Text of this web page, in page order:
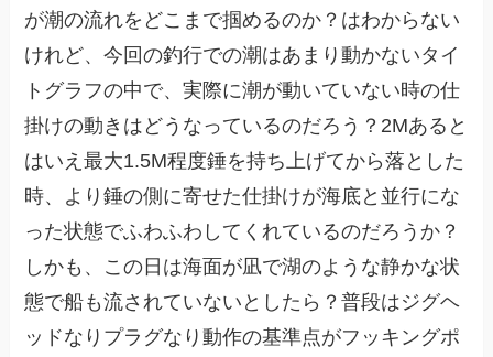
が潮の流れをどこまで掴めるのか？はわからない
けれど、今回の釣行での潮はあまり動かないタイ
トグラフの中で、実際に潮が動いていない時の仕
掛けの動きはどうなっているのだろう？2Mあると
はいえ最大1.5M程度錘を持ち上げてから落とした
時、より錘の側に寄せた仕掛けが海底と並行にな
った状態でふわふわしてくれているのだろうか？
しかも、この日は海面が凪で湖のような静かな状
態で船も流されていないとしたら？普段はジグヘ
ッドなりプラグなり動作の基準点がフッキングポ